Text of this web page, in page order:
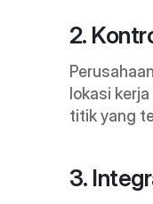
2.
lokasi kerja
titik yang
3.